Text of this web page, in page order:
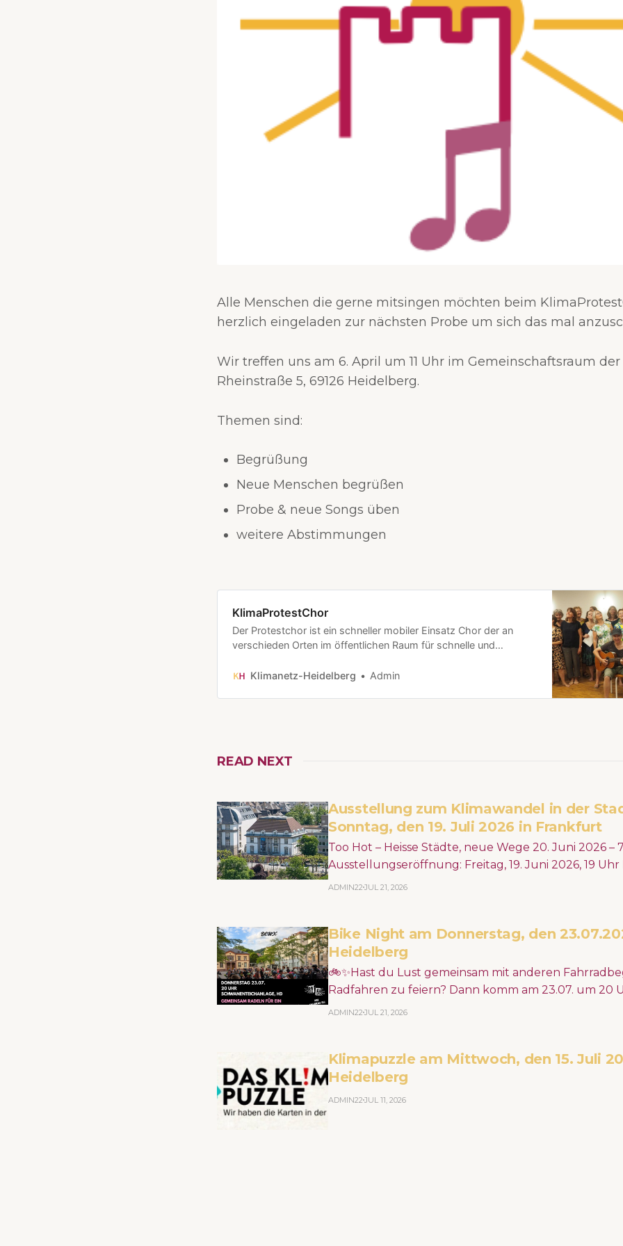
Alle Menschen die gerne mitsingen möchten beim
herzlich eingeladen zur nächsten Probe um sich das mal
Wir treffen uns am 6. April um 11 Uhr im Gemeinschaftsraum der
Rheinstraße 5, 69126 Heidelberg.
Themen sind:
Begrüßung
Neue Menschen begrüßen
Probe & neue Songs üben
weitere Abstimmungen
KlimaProtestChor
Der Protestchor ist ein schneller mobiler Einsatz Chor der an
verschieden Orten im öffentlichen Raum für schnelle und
Wer möchte mitsingen? Proben & Auftritte werden hier unter
Klimanetz-Heidelberg Admin
READ NEXT
Ausstellung zum Klimawandel in der
Sonntag, den 19. Juli 2026 in Frankfurt
Too Hot – Heisse Städte, neue Wege 20. Juni 2026 – 7. Februar 2027
Ausstellungseröffnung: Freitag, 19. Juni 2026, 19
Architekturmuseum (DAM) >> Erdgeschoss Städte werden durch
dringend urbane Räume neu gedacht und
ADMIN22 JUL 21, 2026
Bike Night am Donnerstag, den
Heidelberg
🚲✨Hast du Lust gemeinsam mit anderen
Radfahren zu feiern? Dann komm am 23.07. um 20
Schwanenteichanlage, dreh mit uns eine Runde
deux
ADMIN22 JUL 21, 2026
Klimapuzzle am Mittwoch, den 15. Juli
Heidelberg
ADMIN22 JUL 11, 2026